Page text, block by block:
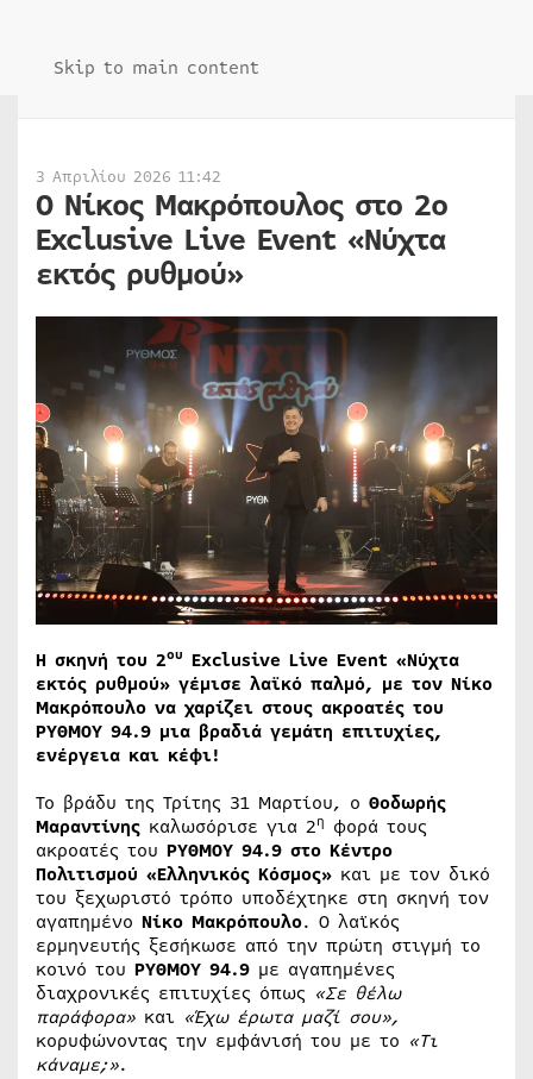
Skip to main content
3 Απριλίου 2026 11:42
Ο Νίκος Μακρόπουλος στο 2ο
Exclusive Live Event «Νύχτα
εκτός ρυθμού»
Η σκηνή του 2ου Exclusive Live Event «Νύχτα
εκτός ρυθμού» γέμισε λαϊκό παλμό, με τον Νίκο
Μακρόπουλο να χαρίζει στους ακροατές του
ΡΥΘΜΟΥ 94.9 μια βραδιά γεμάτη επιτυχίες,
ενέργεια και κέφι!
Το βράδυ της Τρίτης 31 Μαρτίου, ο Θοδωρής
Μαραντίνης καλωσόρισε για 2η φορά τους
ακροατές του ΡΥΘΜΟΥ 94.9 στο Κέντρο
Πολιτισμού «Ελληνικός Κόσμος» και με τον δικό
του ξεχωριστό τρόπο υποδέχτηκε στη σκηνή τον
αγαπημένο Νίκο Μακρόπουλο. Ο λαϊκός
ερμηνευτής ξεσήκωσε από την πρώτη στιγμή το
κοινό του ΡΥΘΜΟΥ 94.9 με αγαπημένες
διαχρονικές επιτυχίες όπως «Σε θέλω
παράφορα» και «Έχω έρωτα μαζί σου»,
κορυφώνοντας την εμφάνισή του με το «Τι
κάναμε;».